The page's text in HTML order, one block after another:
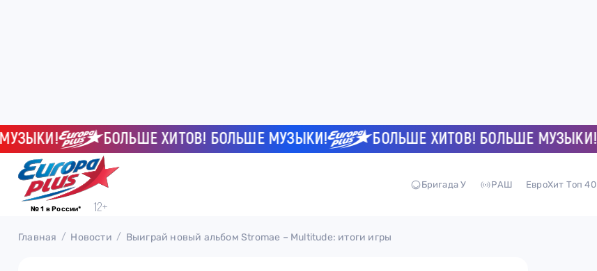
БОЛЬШЕ ХИТОВ! БОЛЬШЕ МУЗЫКИ! БОЛЬШЕ ХИТОВ! БОЛЬШЕ МУЗЫКИ!
№ 1 в России*
Бригада У РАШ ЕвроХит Топ 40
Главная Новости Выиграй новый альбом Stromae – Multitude: итоги игры